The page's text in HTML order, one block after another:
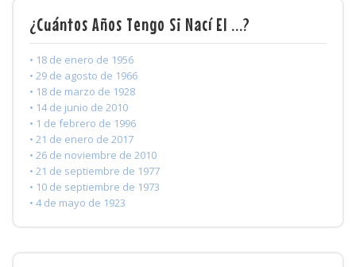
¿Cuántos Años Tengo Si Nací El ...?
• 18 de enero de 1956
• 29 de agosto de 1966
• 18 de marzo de 1928
• 14 de junio de 2010
• 1 de febrero de 1996
• 21 de enero de 2017
• 26 de noviembre de 2010
• 21 de septiembre de 1977
• 10 de septiembre de 1973
• 4 de mayo de 1923